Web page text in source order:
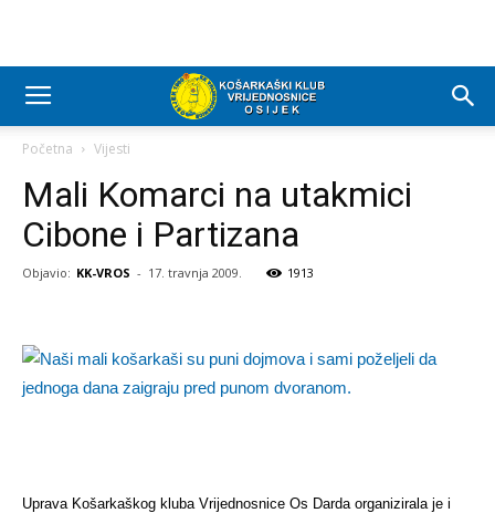
Početna Vijesti
Mali Komarci na utakmici
Cibone i Partizana
Objavio: KK-VROS - 17. travnja 2009. 1913
Uprava Košarkaškog kluba Vrijednosnice Os Darda organizirala je i